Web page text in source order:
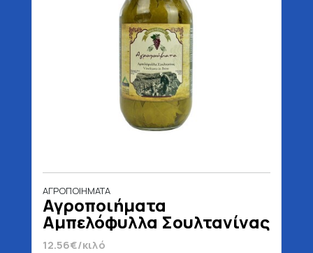
ΑΓΡΟΠΟΙΗΜΑΤΑ
Αγροποιήματα
Αμπελόφυλλα Σουλτανίνας
500 gr
12.56€/κιλό